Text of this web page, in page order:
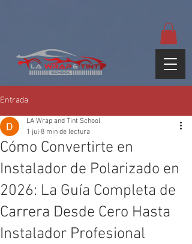
Entrada
Cómo Convertirte en
Instalador de Polarizado en
2026: La Guía Completa de
Carrera Desde Cero Hasta
Instalador Profesional
LA Wrap and Tint School
1 jul 8 min de lectura